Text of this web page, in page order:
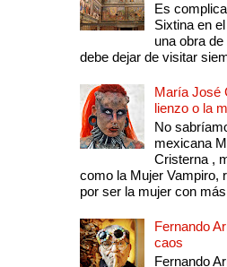
Es
Sixtina en
una obra
debe dejar de visitar
María José
lienzo o la
No
mexicana
Cristerna ,
como la Mujer Vampiro,
por ser la mujer con
Fernando
caos
Fernando